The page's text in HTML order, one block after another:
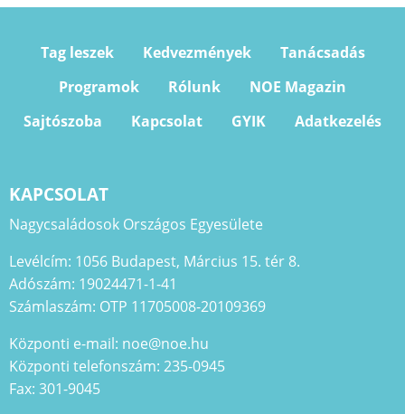
Tag leszek Kedvezmények
Tanácsadás
Programok
Rólunk
NOE Magazin
Sajtószoba
Kapcsolat GYIK Adatkezelés
KAPCSOLAT
Nagycsaládosok Országos Egyesülete
Levélcím: 1056 Budapest, Március 15. tér 8.
Adószám: 19024471-1-41
Számlaszám: OTP 11705008-20109369
Központi e-mail: noe@noe.hu
Központi telefonszám: 235-0945
Fax: 301-9045